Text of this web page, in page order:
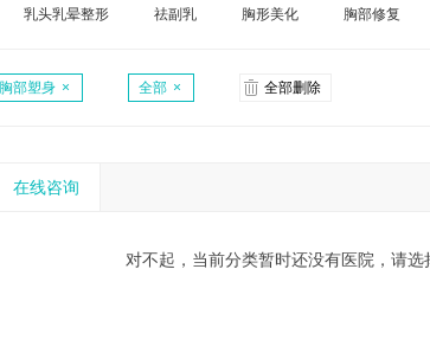
乳头乳晕整形 祛副乳 胸形美化 胸部修复
胸部塑身 × 全部 × 全部删除
在线咨询
对不起，当前分类暂时还没有医院，请选